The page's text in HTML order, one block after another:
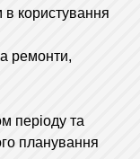
користування
ремонти,
періоду та
планування